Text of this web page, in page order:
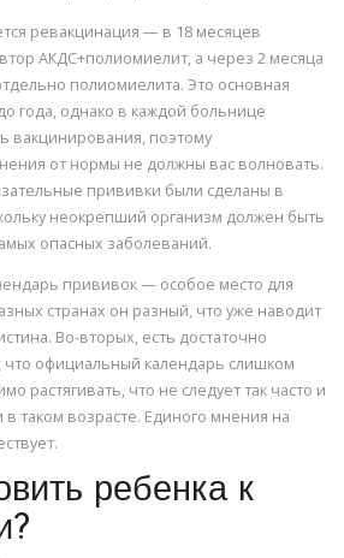
ревакцинация — в 18 месяцев
АКДС+полиомиелит, а через 2 месяца
полиомиелита. Это основная
года, однако в каждой больнице
вакцинирования, поэтому
от нормы не должны вас волновать.
прививки были сделаны в
неокрепший организм должен быть
опасных заболеваний.
прививок — особое место для
странах он разный, что уже наводит
Во-вторых, есть достаточно
официальный календарь слишком
растягивать, что не следует так часто и
таком возрасте. Единого мнения на
ребенка к